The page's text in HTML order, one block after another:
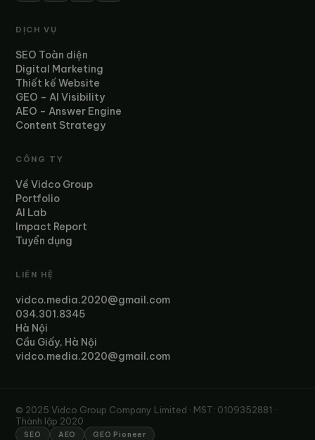
DỊCH VỤ
SEO Toàn diện
Digital Marketing
Thiết kế Website
GEO – AI Visibility
AEO – Answer Engine
Content Strategy
CÔNG TY
Về Vidco Group
Portfolio
AI Lab
Impact Report
Tuyển dụng
LIÊN HỆ
vidco.media.2020@gmail.com
034.301.8345
Hà Nội
Cầu Giấy, Hà Nội
vidco.media.2020@gmail.com
© 2025 Vidco Group Company Limited · MST: 0109352881 ·
Thành lập 2020
SEO AEO GEO Pioneer